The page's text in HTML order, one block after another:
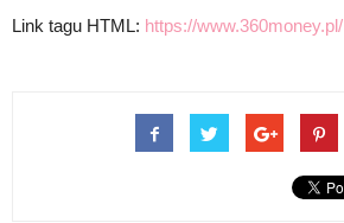
Link tagu HTML: https://www.360money.pl/